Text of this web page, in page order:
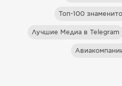
Топ-100
Лучшие Медиа в Telegram